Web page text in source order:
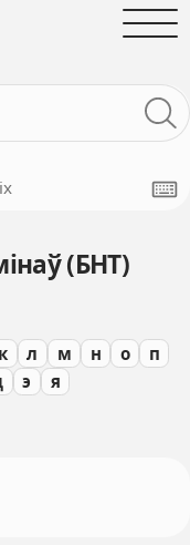
(БНТ)
к л м н о
п
э я